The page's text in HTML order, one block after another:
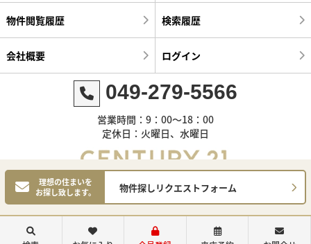
理想の住まいを
お探し致します。
物件探しリクエストフォーム
物件閲覧履歴 検索履歴
会社概要 ログイン
049-279-5566
営業時間：9：00～18：00
定休日：火曜日、水曜日
©センチュリー21明和ハウス